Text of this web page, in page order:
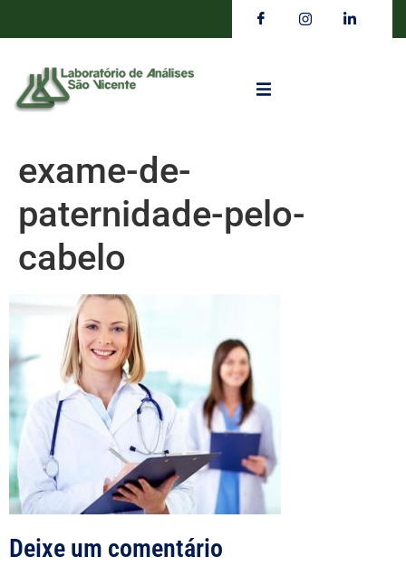
exame-de-
paternidade-pelo-
cabelo
Deixe um comentário